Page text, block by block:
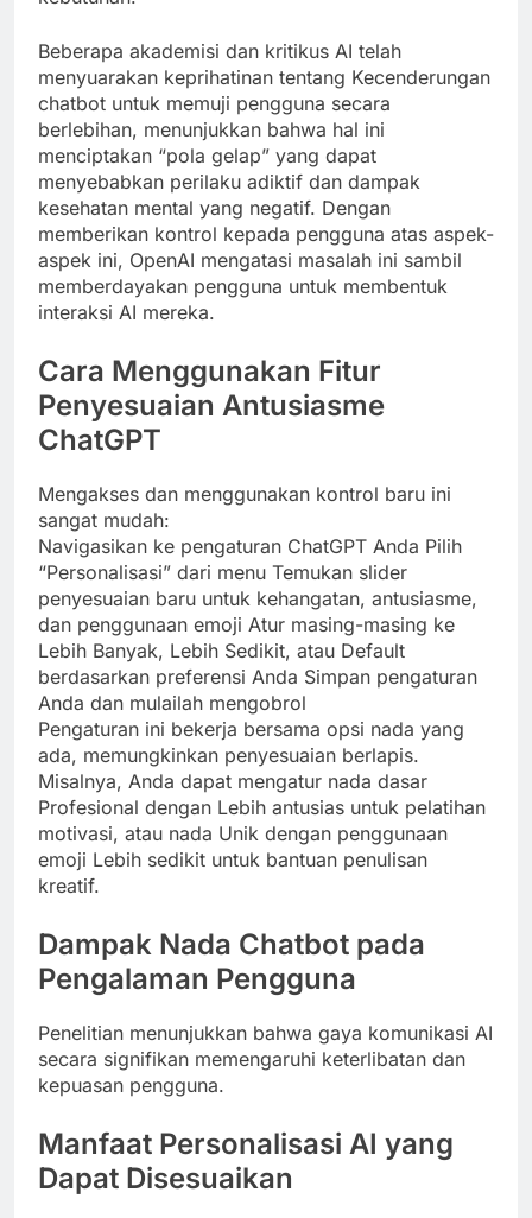
Beberapa akademisi dan kritikus AI telah
menyuarakan keprihatinan tentang Kecenderungan
chatbot untuk memuji pengguna secara
berlebihan, menunjukkan bahwa hal ini
menciptakan “pola gelap” yang dapat
menyebabkan perilaku adiktif dan dampak
kesehatan mental yang negatif. Dengan
memberikan kontrol kepada pengguna atas aspek-
aspek ini, OpenAI mengatasi masalah ini sambil
memberdayakan pengguna untuk membentuk
interaksi AI mereka.
Cara Menggunakan Fitur
Penyesuaian Antusiasme
ChatGPT
Mengakses dan menggunakan kontrol baru ini
sangat mudah:
Navigasikan ke pengaturan ChatGPT Anda Pilih
“Personalisasi” dari menu Temukan slider
penyesuaian baru untuk kehangatan, antusiasme,
dan penggunaan emoji Atur masing-masing ke
Lebih Banyak, Lebih Sedikit, atau Default
berdasarkan preferensi Anda Simpan pengaturan
Anda dan mulailah mengobrol
Pengaturan ini bekerja bersama opsi nada yang
ada, memungkinkan penyesuaian berlapis.
Misalnya, Anda dapat mengatur nada dasar
Profesional dengan Lebih antusias untuk pelatihan
motivasi, atau nada Unik dengan penggunaan
emoji Lebih sedikit untuk bantuan penulisan
kreatif.
Dampak Nada Chatbot pada
Pengalaman Pengguna
Penelitian menunjukkan bahwa gaya komunikasi AI
secara signifikan memengaruhi keterlibatan dan
kepuasan pengguna.
Manfaat Personalisasi AI yang
Dapat Disesuaikan